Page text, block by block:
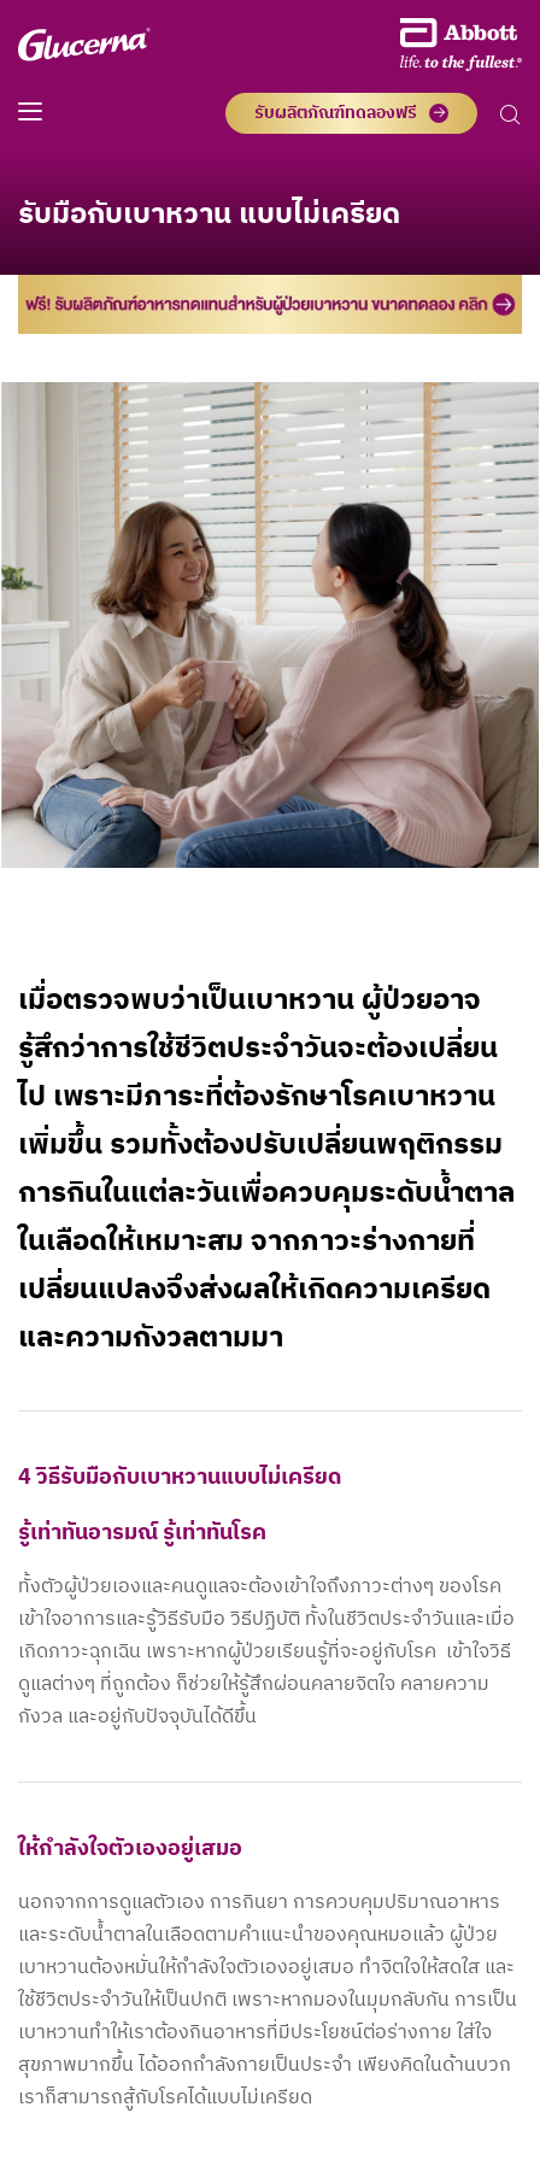
รับผลิตภัณฑ์ทดลองฟรี
รับมือกับเบาหวาน แบบไม่เครียด
เมื่อตรวจพบว่าเป็นเบาหวาน ผู้ป่วยอาจ
รู้สึกว่าการใช้ชีวิตประจำวันจะต้องเปลี่ยน
ไป เพราะมีภาระที่ต้องรักษาโรคเบาหวาน
เพิ่มขึ้น รวมทั้งต้องปรับเปลี่ยนพฤติกรรม
การกินในแต่ละวันเพื่อควบคุมระดับน้ำตาล
ในเลือดให้เหมาะสม จากภาวะร่างกายที่
เปลี่ยนแปลงจึงส่งผลให้เกิดความเครียด
และความกังวลตามมา
4 วิธีรับมือกับเบาหวานแบบไม่เครียด
รู้เท่าทันอารมณ์ รู้เท่าทันโรค
ทั้งตัวผู้ป่วยเองและคนดูแลจะต้องเข้าใจถึงภาวะต่างๆ ของโรค
เข้าใจอาการและรู้วิธีรับมือ วิธีปฏิบัติ ทั้งในชีวิตประจำวันและเมื่อ
เกิดภาวะฉุกเฉิน เพราะหากผู้ป่วยเรียนรู้ที่จะอยู่กับโรค เข้าใจวิธี
ดูแลต่างๆ ที่ถูกต้อง ก็ช่วยให้รู้สึกผ่อนคลายจิตใจ คลายความ
กังวล และอยู่กับปัจจุบันได้ดีขึ้น
ให้กำลังใจตัวเองอยู่เสมอ
นอกจากการดูแลตัวเอง การกินยา การควบคุมปริมาณอาหาร
และระดับน้ำตาลในเลือดตามคำแนะนำของคุณหมอแล้ว ผู้ป่วย
เบาหวานต้องหมั่นให้กำลังใจตัวเองอยู่เสมอ ทำจิตใจให้สดใส และ
ใช้ชีวิตประจำวันให้เป็นปกติ เพราะหากมองในมุมกลับกัน การเป็น
เบาหวานทำให้เราต้องกินอาหารที่มีประโยชน์ต่อร่างกาย ใส่ใจ
สุขภาพมากขึ้น ได้ออกกำลังกายเป็นประจำ เพียงคิดในด้านบวก
เราก็สามารถสู้กับโรคได้แบบไม่เครียด